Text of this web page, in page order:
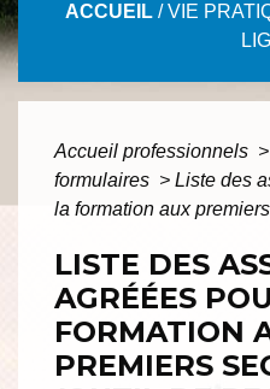
ACCUEIL/VIE
Accueil professionnels >
formulaires > Liste des
la formation aux
LISTE DES
AGRÉÉES
FORMATION
PREMIERS